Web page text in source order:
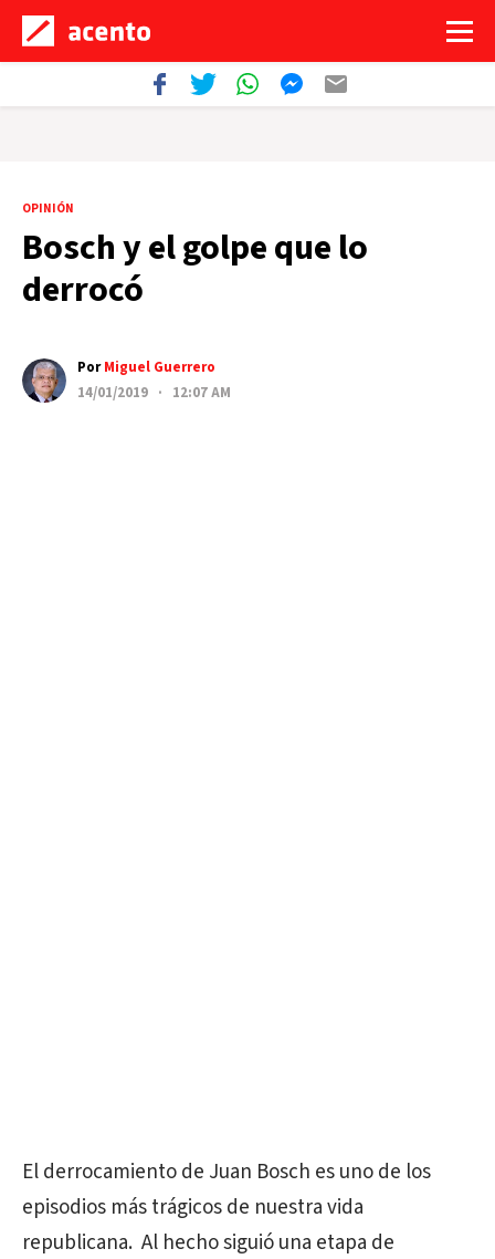
OPINIÓN
Bosch y el golpe que lo
derrocó
PorMiguel Guerrero
14/01/2019 · 12:07 AM
El derrocamiento de Juan Bosch es uno de los
episodios más trágicos de nuestra vida
republicana. Al hecho siguió una etapa de